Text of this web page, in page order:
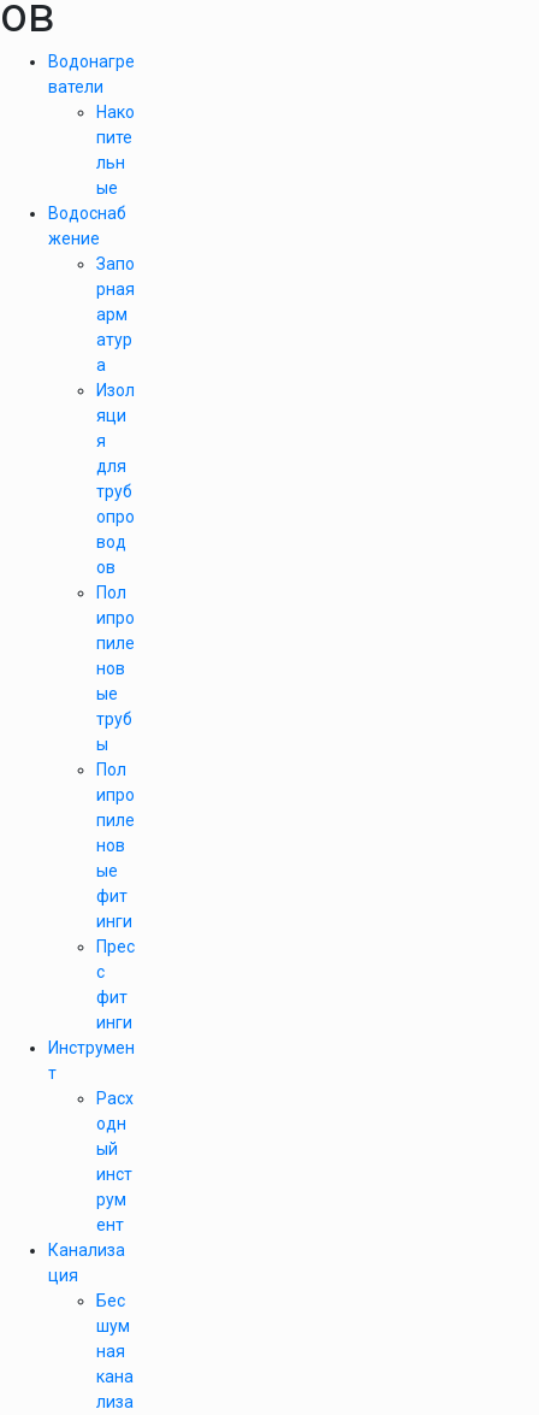
ов
Водонагре
ватели
Нако
пите
льн
ые
Водоснаб
жение
Запо
рная
арм
атур
а
Изол
яци
я
для
труб
опро
вод
ов
Пол
ипро
пиле
нов
ые
труб
ы
Пол
ипро
пиле
нов
ые
фит
инги
Прес
с
фит
инги
Инструмен
т
Расх
одн
ый
инст
рум
ент
Канализа
ция
Бес
шум
ная
кана
лиза